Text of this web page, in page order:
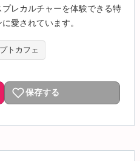
レカルチャーを体験できる特
愛されています。
トカフェ
保存する